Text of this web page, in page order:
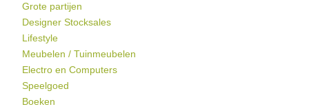
Grote partijen
Designer Stocksales
Lifestyle
Meubelen / Tuinmeubelen
Electro en Computers
Speelgoed
Boeken